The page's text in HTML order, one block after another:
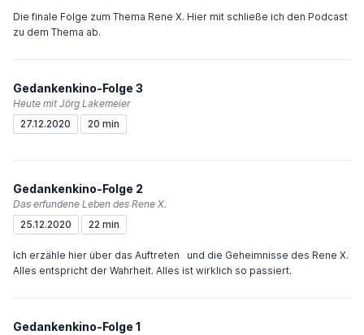
Die finale Folge zum Thema Rene X. Hier mit schließe ich den Podcast
zu dem Thema ab.
Gedankenkino-Folge 3
Heute mit Jörg Lakemeier
27.12.2020
20 min
Gedankenkino-Folge 2
Das erfundene Leben des Rene X.
25.12.2020
22 min
Ich erzähle hier über das Auftreten und die Geheimnisse des Rene X.
Alles entspricht der Wahrheit. Alles ist wirklich so passiert.
Gedankenkino-Folge 1